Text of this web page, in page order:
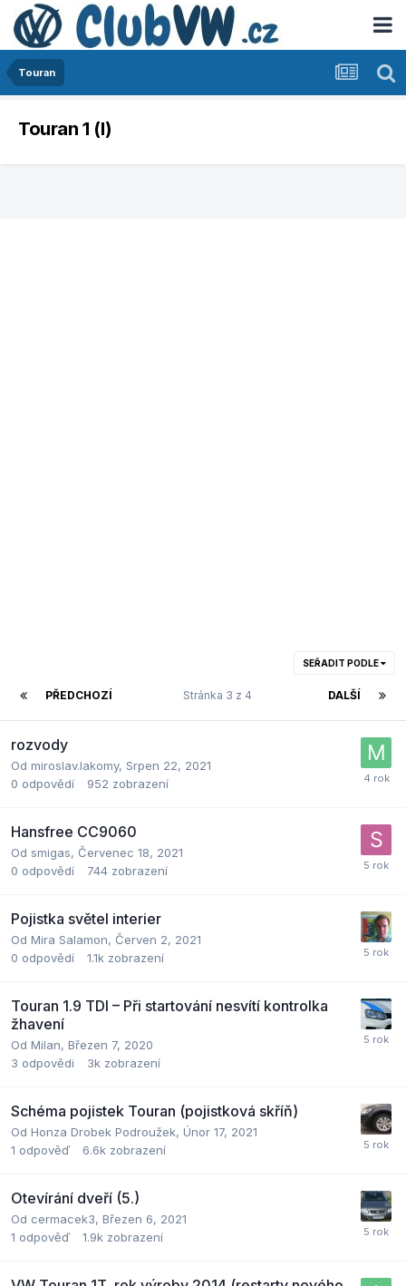
Touran
Touran 1 (I)
SEŘADIT PODLE
PŘEDCHOZÍ DALŠÍ
Stránka 3 z 4
rozvody
Od miroslav.lakomy, Srpen 22, 2021
0 odpovědí 952 zobrazení
Hansfree CC9060
Od smigas, Červenec 18, 2021
0 odpovědí 744 zobrazení
Pojistka světel interier
Od Mira Salamon, Červen 2, 2021
0 odpovědí 1.1k zobrazení
Touran 1.9 TDI – Při startování nesvítí kontrolka
žhavení
Od Milan, Březen 7, 2020
3 odpovědi 3k zobrazení
Schéma pojistek Touran (pojistková skříň)
Od Honza Drobek Podroužek, Únor 17, 2021
1 odpověď 6.6k zobrazení
Otevírání dveří (5.)
Od cermacek3, Březen 6, 2021
1 odpověď 1.9k zobrazení